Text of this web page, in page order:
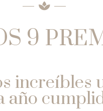
9
increíbles
año